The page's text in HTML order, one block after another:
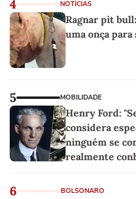
4 NOTÍCIAS
Ragnar pit
uma onça
5 MOBILIDADE
Henry Ford:
considera
ninguém se
realmente
6 BOLSONARO